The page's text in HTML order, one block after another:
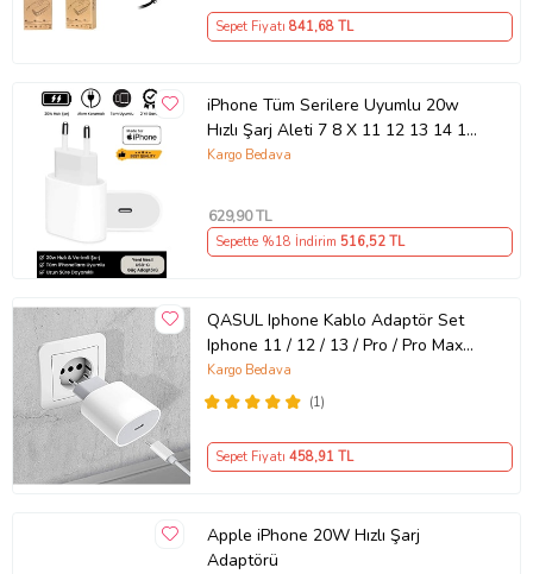
Sepet Fiyatı 841,68 TL
iPhone Tüm Serilere Uyumlu 20w
Hızlı Şarj Aleti 7 8 X 11 12 13 14 15
16 İçin Type-C Girişli Adaptör
Kargo Bedava
629,90 TL
Sepette %18 İndirim 516,52 TL
QASUL Iphone Kablo Adaptör Set
Iphone 11 / 12 / 13 / Pro / Pro Max
Uyumlu Şarj Aleti Seti
(1)
Kargo Bedava
Sepet Fiyatı 458,91 TL
Apple iPhone 20W Hızlı Şarj
Adaptörü